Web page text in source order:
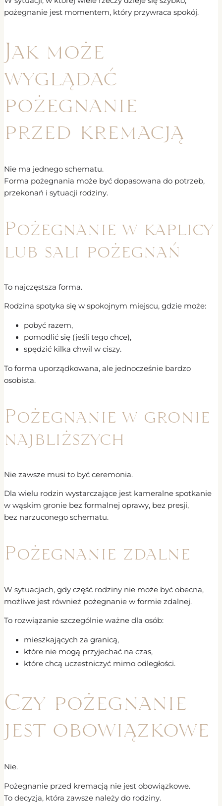
pożegnanie jest momentem, który przywraca spokój.
Jak może
wyglądać
pożegnanie
przed kremacją
Nie ma jednego schematu.
Forma pożegnania może być dopasowana do potrzeb,
przekonań i sytuacji rodziny.
Pożegnanie w kaplicy
lub sali pożegnań
To najczęstsza forma.
Rodzina spotyka się w spokojnym miejscu, gdzie może:
pobyć razem,
pomodlić się (jeśli tego chce),
spędzić kilka chwil w ciszy.
To forma uporządkowana, ale jednocześnie bardzo
osobista.
Pożegnanie w gronie
najbliższych
Nie zawsze musi to być ceremonia.
Dla wielu rodzin wystarczające jest kameralne spotkanie
w wąskim gronie bez formalnej oprawy, bez presji,
bez narzuconego schematu.
Pożegnanie zdalne
W sytuacjach, gdy część rodziny nie może być obecna,
możliwe jest również pożegnanie w formie zdalnej.
To rozwiązanie szczególnie ważne dla osób:
mieszkających za granicą,
które nie mogą przyjechać na czas,
które chcą uczestniczyć mimo odległości.
Czy pożegnanie
jest obowiązkowe
Nie.
Pożegnanie przed kremacją nie jest obowiązkowe.
To decyzja, która zawsze należy do rodziny.